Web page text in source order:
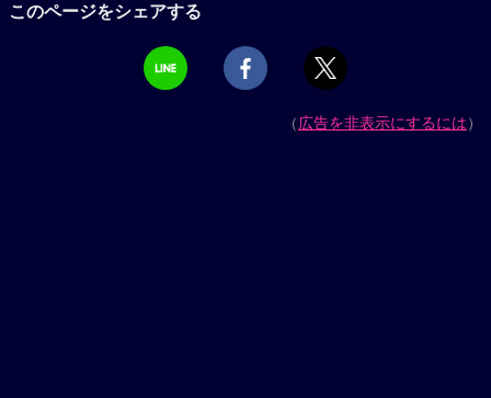
このページをシェアする
（広告を非表示にするには）